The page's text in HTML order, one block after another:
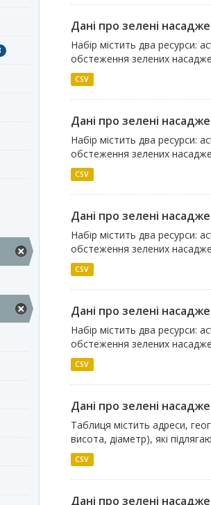
Дані про зелені
Набір містить два ресурси:
обстеження зелених
CSV
Дані про зелені
Набір містить два ресурси:
обстеження зелених
CSV
Дані про зелені
Набір містить два ресурси:
обстеження зелених
CSV
Дані про зелені
Набір містить два ресурси:
обстеження зелених
CSV
Дані про зелені
Таблиця містить адреси,
висота, діаметр), які
CSV
Дані про зелені